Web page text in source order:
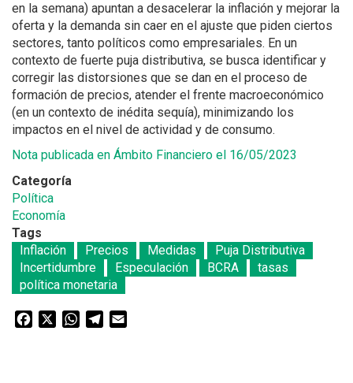
en la semana) apuntan a desacelerar la inflación y mejorar la
oferta y la demanda sin caer en el ajuste que piden ciertos
sectores, tanto políticos como empresariales. En un
contexto de fuerte puja distributiva, se busca identificar y
corregir las distorsiones que se dan en el proceso de
formación de precios, atender el frente macroeconómico
(en un contexto de inédita sequía), minimizando los
impactos en el nivel de actividad y de consumo.
Nota publicada en Ámbito Financiero el 16/05/2023
Categoría
Política
Economía
Tags
Inflación
Precios Medidas
Puja Distributiva
Incertidumbre
Especulación BCRA
tasas
política monetaria
Facebook WhatsAppTelegram